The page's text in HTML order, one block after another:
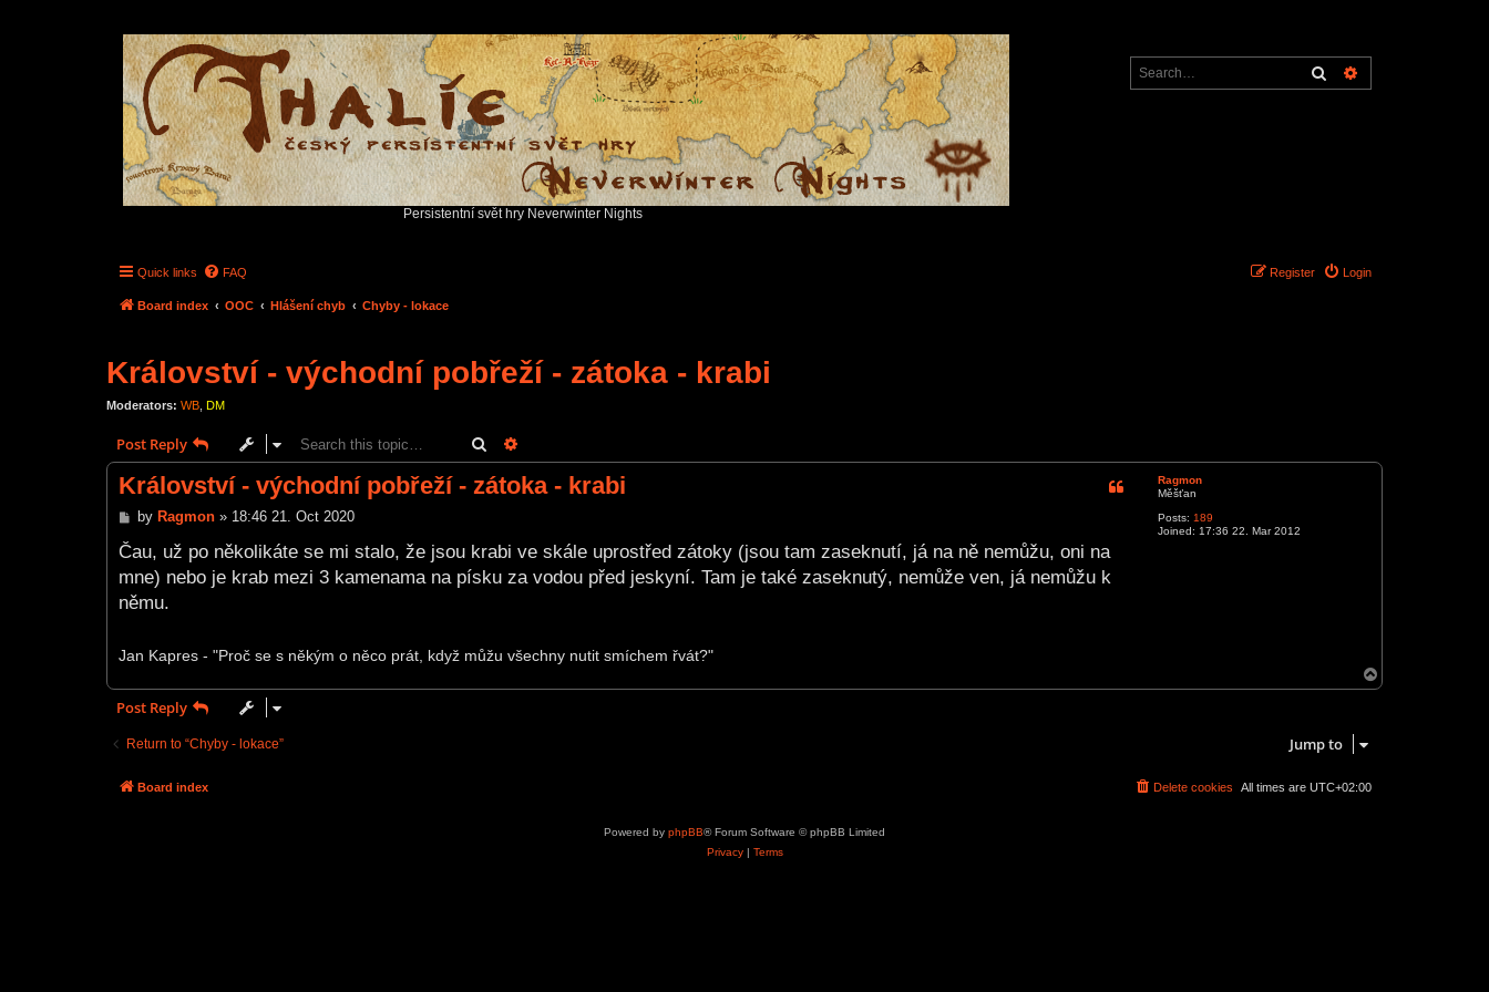
Persistentní svět hry Neverwinter Nights
Search
Quick links FAQ Login
Register
Board index OOC Hlášení chyb Chyby - lokace
Království - východní pobřeží - zátoka - krabi
Moderators: WB DM
Post Reply Search
Ragmon
Měšťan
Posts: 189
Joined: 17:36 22. Mar 2012
Království - východní pobřeží - zátoka - krabi
P
s
by Ragmon» 18:46 21. Oct 2020
Čau, už po několikáte se mi stalo, že jsou krabi ve skále uprostřed zátoky (jsou tam zaseknutí, já na ně nemůžu, oni na
mne) nebo je krab mezi 3 kamenama na písku za vodou před jeskyní. Tam je také zaseknutý, nemůže ven, já nemůžu k
němu.
Jan Kapres - "Proč se s někým o něco prát, když můžu všechny nutit smíchem řvát?"
o
Post Reply
Return to “Chyby - lokace” Jump to
Board index All times are UTC+02:00
Delete cookies
Powered by phpBB® Forum Software © phpBB Limited
Privacy| Terms